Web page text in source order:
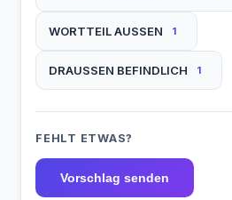
WORTTEIL AUSSEN 1
DRAUSSEN BEFINDLICH 1
FEHLT ETWAS?
Vorschlag senden